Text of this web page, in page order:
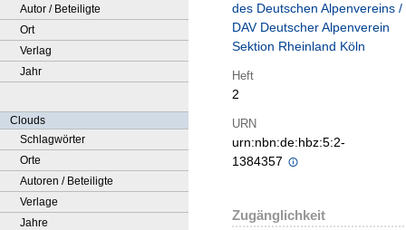
Autor / Beteiligte
Ort
Verlag
Jahr
Clouds
Schlagwörter
Orte
Autoren / Beteiligte
Verlage
Jahre
des Deutschen Alpenvereins /
DAV Deutscher Alpenverein
Sektion Rheinland Köln
Heft
2
URN
urn:nbn:de:hbz:5:2-
1384357
Zugänglichkeit